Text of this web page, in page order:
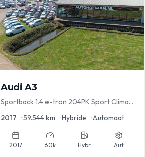
Audi A3
Sportback 1.4 e-tron 204PK Sport Clima
2017 •59.544km •Hybride •Automaat
2017 60k Hybr Aut